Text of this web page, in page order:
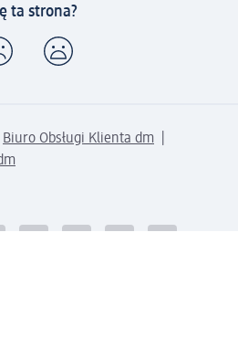
ta strona?
Biuro Obsługi Klienta dm